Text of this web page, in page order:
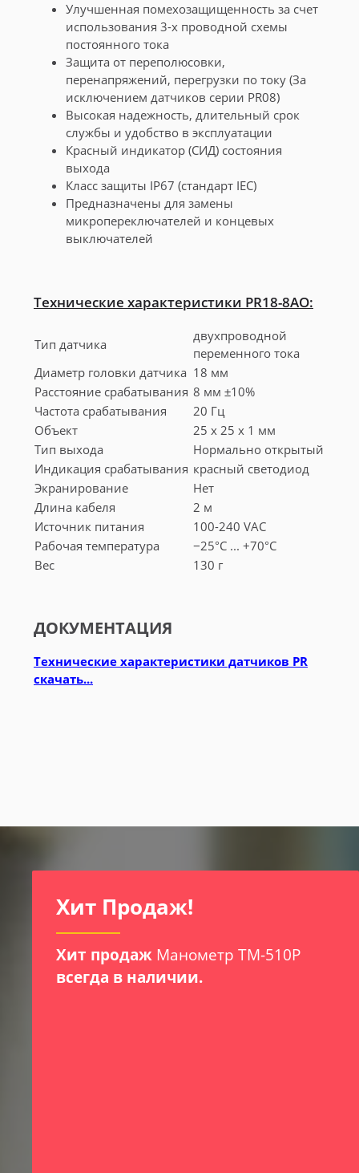
Улучшенная помехозащищенность за счет
использования 3-х проводной схемы
постоянного тока
Защита от переполюсовки,
перенапряжений, перегрузки по току (За
исключением датчиков серии PR08)
Высокая надежность, длительный срок
службы и удобство в эксплуатации
Красный индикатор (СИД) состояния
выхода
Класс защиты IP67 (стандарт IEC)
Предназначены для замены
микропереключателей и концевых
выключателей
Технические характеристики PR18-8AO:
Тип датчика
двухпроводной
переменного тока
Диаметр головки датчика 18 мм
Расстояние срабатывания 8 мм ±10%
Частота срабатывания
20 Гц
Объект
25 х 25 х 1 мм
Тип выхода
Нормально открытый
Индикация срабатывания красный светодиод
Экранирование
Нет
Длина кабеля
2 м
Источник питания
100-240 VAC
Рабочая температура
−25°С ... +70°С
Вес
130 г
ДОКУМЕНТАЦИЯ
Технические характеристики датчиков PR
скачать...
Хит Продаж!
Хит продаж Манометр ТМ-510Р
всегда в наличии.